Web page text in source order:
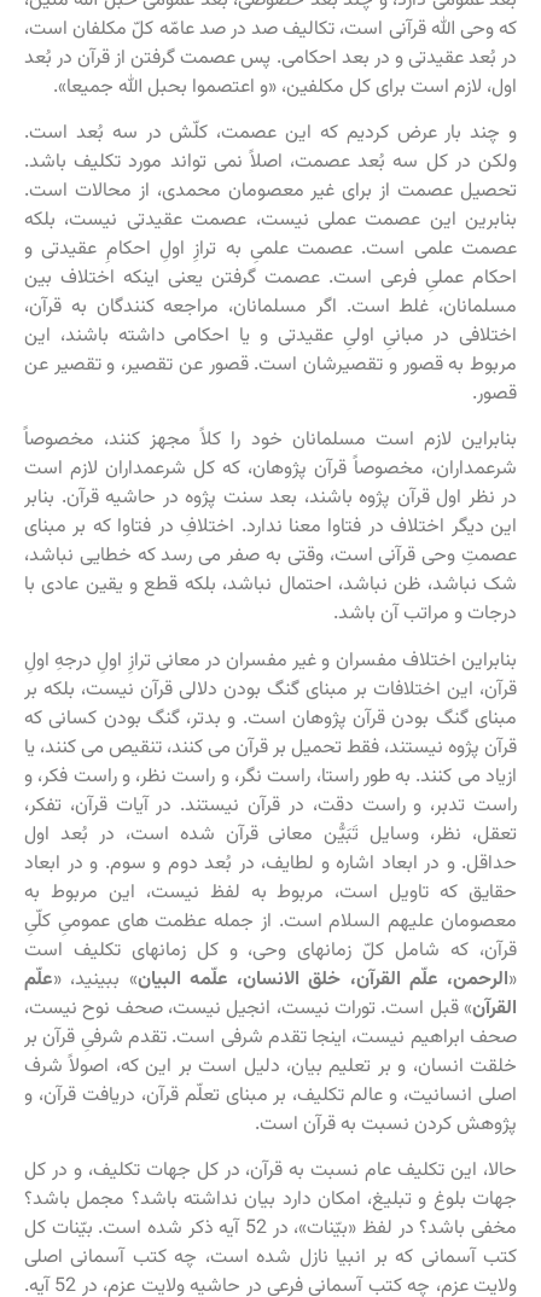
که وحی الله قرآنی است، تکالیف صد در صد عامّه کلّ مکلفان است،
در بُعد عقیدتی و در بعد احکامی. پس عصمت گرفتن از قرآن در بُعد
اول، لازم است برای کل مکلفین، «و اعتصموا بحبل الله جمیعا».
و چند بار عرض کردیم که این عصمت، کلّش در سه بُعد است.
ولکن در کل سه بُعد عصمت، اصلاً نمی تواند مورد تکلیف باشد.
تحصیل عصمت از برای غیر معصومان محمدی، از محالات است.
بنابرین این عصمت عملی نیست، عصمت عقیدتی نیست، بلکه
عصمت علمی است. عصمت علمیِ به ترازِ اولِ احکامِ عقیدتی و
احکام عملیِ فرعی است. عصمت گرفتن یعنی اینکه اختلاف بین
مسلمانان، غلط است. اگر مسلمانان، مراجعه کنندگان به قرآن،
اختلافی در مبانیِ اولیِ عقیدتی و یا احکامی داشته باشند، این
مربوط به قصور و تقصیرشان است. قصور عن تقصیر، و تقصیر عن
قصور.
بنابراین لازم است مسلمانان خود را کلاً مجهز کنند، مخصوصاً
شرعمداران، مخصوصاً قرآن پژوهان، که کل شرعمداران لازم است
در نظر اول قرآن پژوه باشند، بعد سنت پژوه در حاشیه قرآن. بنابر
این دیگر اختلاف در فتاوا معنا ندارد. اختلافِ در فتاوا که بر مبنای
عصمتِ وحی قرآنی است، وقتی به صفر می رسد که خطایی نباشد،
شک نباشد، ظن نباشد، احتمال نباشد، بلکه قطع و یقین عادی با
درجات و مراتب آن باشد.
بنابراین اختلاف مفسران و غیر مفسران در معانی ترازِ اولِ درجهِ اولِ
قرآن، این اختلافات بر مبنای گنگ بودن دلالی قرآن نیست، بلکه بر
مبنای گنگ بودن قرآن پژوهان است. و بدتر، گنگ بودن کسانی که
قرآن پژوه نیستند، فقط تحمیل بر قرآن می کنند، تنقیص می کنند، یا
ازیاد می کنند. به طور راستا، راست نگر، و راست نظر، و راست فکر، و
راست تدبر، و راست دقت، در قرآن نیستند. در آیات قرآن، تفکر،
تعقل، نظر، وسایل تَبَیُّن معانی قرآن شده است، در بُعد اول
حداقل. و در ابعاد اشاره و لطایف، در بُعد دوم و سوم. و در ابعاد
حقایق که تاویل است، مربوط به لفظ نیست، این مربوط به
معصومان علیهم السلام است. از جمله عظمت های عمومیِ کلّیِ
قرآن، که شامل کلّ زمانهای وحی، و کل زمانهای تکلیف است
«الرحمن، علّم القرآن، خلق الانسان، علّمه البیان» ببینید، «علّم
القرآن» قبل است. تورات نیست، انجیل نیست، صحف نوح نیست،
صحف ابراهیم نیست، اینجا تقدم شرفی است. تقدم شرفیِ قرآن بر
خلقت انسان، و بر تعلیم بیان، دلیل است بر این که، اصولاً شرف
اصلی انسانیت، و عالم تکلیف، بر مبنای تعلّم قرآن، دریافت قرآن، و
پژوهش کردن نسبت به قرآن است.
حالا، این تکلیف عام نسبت به قرآن، در کل جهات تکلیف، و در کل
جهات بلوغ و تبلیغ، امکان دارد بیان نداشته باشد؟ مجمل باشد؟
مخفی باشد؟ در لفظ «بیّنات»، در 52 آیه ذکر شده است. بیّنات کل
کتب آسمانی که بر انبیا نازل شده است، چه کتب آسمانی اصلی
ولایت عزم، چه کتب آسمانی فرعی در حاشیه ولایت عزم، در 52 آیه.